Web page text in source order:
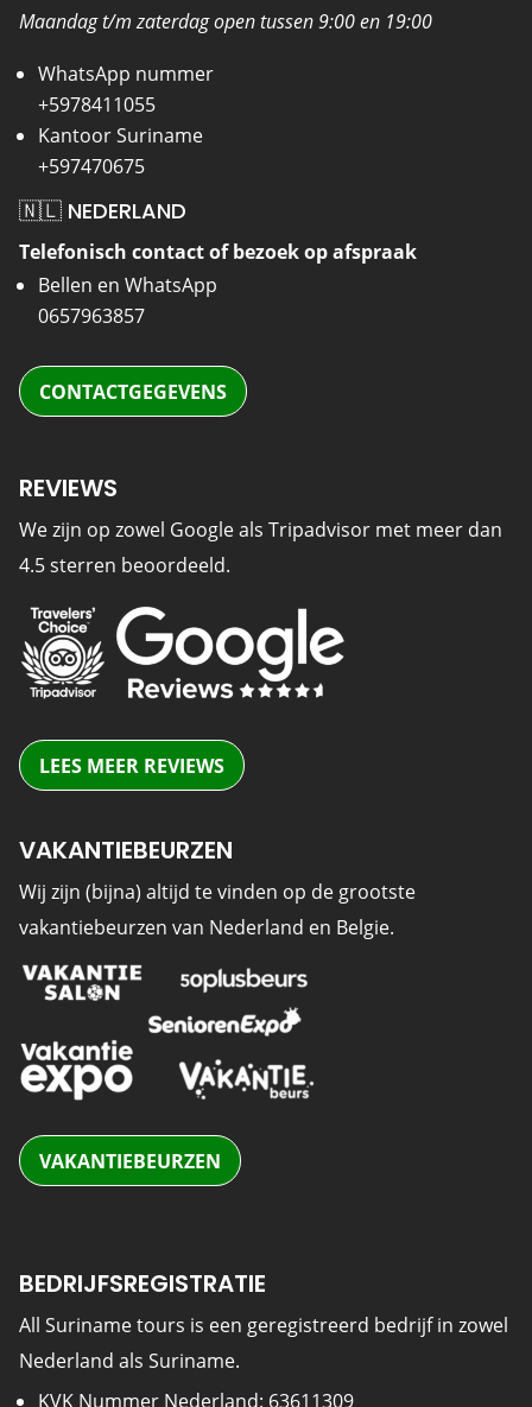
Maandag t/m zaterdag open tussen 9:00 en 19:00
WhatsApp nummer
+5978411055
Kantoor Suriname
+597470675
🇳🇱 NEDERLAND
Telefonisch contact of bezoek op afspraak
Bellen en WhatsApp
0657963857
CONTACTGEGEVENS
REVIEWS
We zijn op zowel Google als Tripadvisor met meer dan
4.5 sterren beoordeeld.
LEES MEER REVIEWS
VAKANTIEBEURZEN
Wij zijn (bijna) altijd te vinden op de grootste
vakantiebeurzen van Nederland en Belgie.
VAKANTIEBEURZEN
BEDRIJFSREGISTRATIE
All Suriname tours is een geregistreerd bedrijf in zowel
Nederland als Suriname.
KVK Nummer Nederland: 63611309